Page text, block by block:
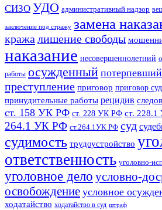
СИЗО УДО административный надзор
заключение под стражу замена
кража лишение свободы
наказание несовершеннолетний
работы осужденный потерпевший
преступление приговор приговор
принудительные работы рецидив
ст. 158 УК РФ ст. 228 УК РФ ст.
264.1 УК РФ ст.264.1УК РФ суд
судимость трудоустройство
ответственность уголовно-
уголовное дело условно-
освобождение условное
ходатайство ходатайство в суд штраф